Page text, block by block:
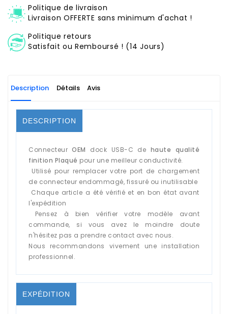
Politique de livraison
Livraison OFFERTE sans minimum d'achat !
Politique retours
Satisfait ou Remboursé ! (14 Jours)
Description Détails Avis
DESCRIPTION
ConnecteurOEM dock USB-C de haute qualité
finition Plaqué pour une meilleur conductivité.
Utilisé pour remplacer votre port de chargement
de connecteur endommagé, fissuré ou inutilisable
Chaque article a été vérifié et en bon état avant
l'expédition
Pensez à bien vérifier votre modèle avant
commande, si vous avez le moindre doute
n'hésitez pas a prendre contact avec nous.
Nous recommandons vivement une installation
professionnel.
EXPÉDITION